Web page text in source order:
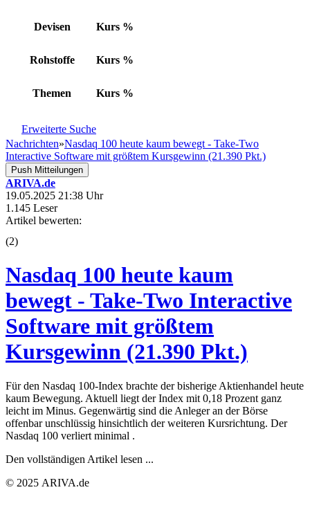
Devisen Kurs %
Rohstoffe Kurs %
Themen Kurs %
Erweiterte Suche
Nachrichten»Nasdaq 100 heute kaum bewegt - Take-Two
Interactive Software mit größtem Kursgewinn (21.390 Pkt.)
Push Mitteilungen
ARIVA.de
19.05.2025 21:38 Uhr
1.145 Leser
Artikel bewerten:
(2)
Nasdaq 100 heute kaum
bewegt - Take-Two Interactive
Software mit größtem
Kursgewinn (21.390 Pkt.)
Für den Nasdaq 100-Index brachte der bisherige Aktienhandel heute
kaum Bewegung. Aktuell liegt der Index mit 0,18 Prozent ganz
leicht im Minus. Gegenwärtig sind die Anleger an der Börse
offenbar unschlüssig hinsichtlich der weiteren Kursrichtung. Der
Nasdaq 100 verliert minimal .
Den vollständigen Artikel lesen ...
© 2025 ARIVA.de